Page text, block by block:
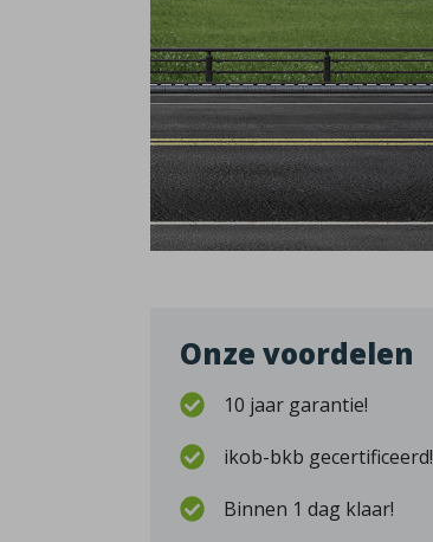
Onze voordelen
10 jaar garantie!
ikob-bkb gecertificeerd!
Binnen 1 dag klaar!